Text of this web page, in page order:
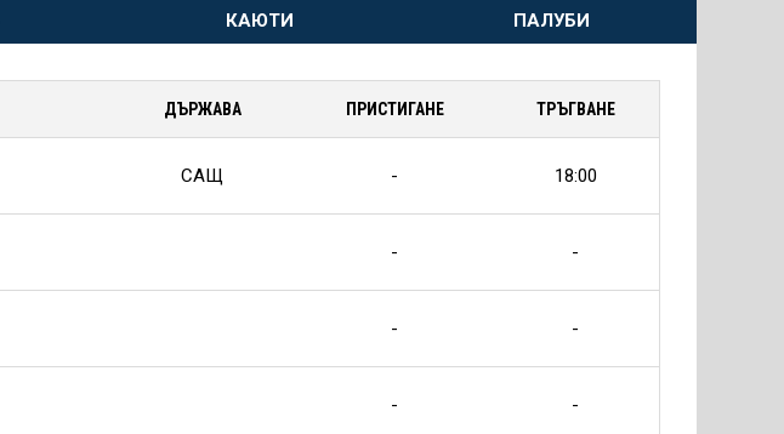
КАЮТИ ПАЛУБИ
ДЪРЖАВА ПРИСТИГАНЕ ТРЪГВАНЕ
САЩ - 18:00
- -
- -
- -